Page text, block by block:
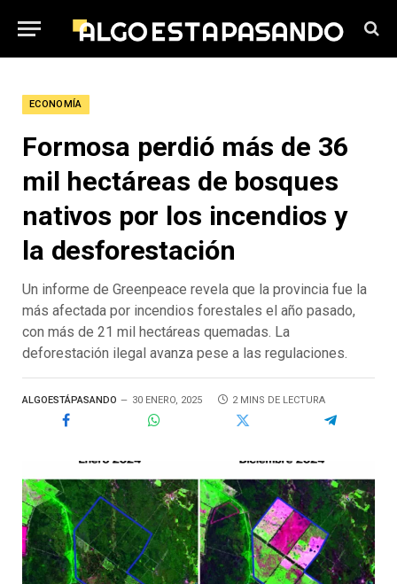
ECONOMÍA
Formosa perdió más de 36
mil hectáreas de bosques
nativos por los incendios y
la desforestación
Un informe de Greenpeace revela que la provincia fue la
más afectada por incendios forestales el año pasado,
con más de 21 mil hectáreas quemadas. La
deforestación ilegal avanza pese a las regulaciones.
ALGOESTÁPASANDO 30 ENERO, 2025 2 MINS DE LECTURA